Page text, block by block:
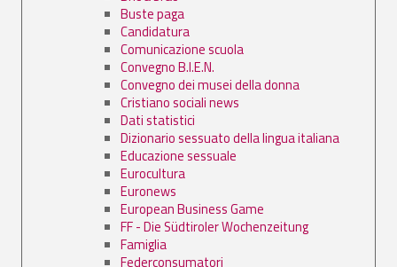
Buste paga
Candidatura
Comunicazione scuola
Convegno B.I.E.N.
Convegno dei musei della donna
Cristiano sociali news
Dati statistici
Dizionario sessuato della lingua italiana
Educazione sessuale
Eurocultura
Euronews
European Business Game
FF - Die Südtiroler Wochenzeitung
Famiglia
Federconsumatori